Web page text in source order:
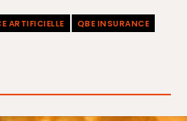
ARTIFICIELLE
QBE INSURANCE